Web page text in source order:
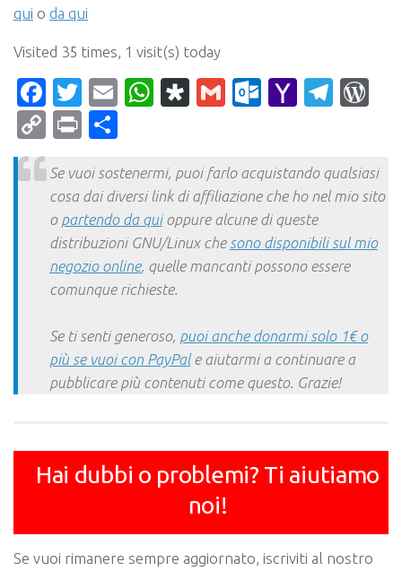
qui o da qui
Visited 35 times, 1 visit(s) today
Facebook
Twitter
EmailWhatsApp
Diaspora
Gmail Yahoo
CopyPrint
Se vuoi sostenermi, puoi farlo acquistando qualsiasi
cosa dai diversi link di affiliazione che ho nel mio sito
o partendo da quioppure alcune di queste
distribuzioni GNU/Linux che sono disponibili sul mio
negozio online, quelle mancanti possono essere
comunque richieste.
Se ti senti generoso, puoi anche donarmi solo 1€ o
più se vuoi con PayPale aiutarmi a continuare a
pubblicare più contenuti come questo. Grazie!
Hai dubbi o problemi? Ti aiutiamo
noi!
Se vuoi rimanere sempre aggiornato, iscriviti al nostro